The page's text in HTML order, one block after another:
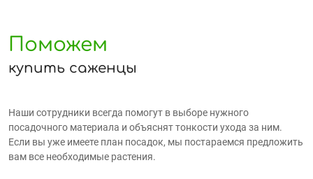
Поможем
купить саженцы
Наши сотрудники всегда помогут в выборе нужного
посадочного материала и объяснят тонкости ухода за ним.
Если вы уже имеете план посадок, мы постараемся предложить
вам все необходимые растения.